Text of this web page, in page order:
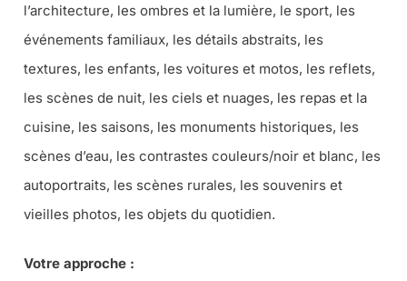
l’architecture, les ombres et la lumière, le sport, les
événements familiaux, les détails abstraits, les
textures, les enfants, les voitures et motos, les reflets,
les scènes de nuit, les ciels et nuages, les repas et la
cuisine, les saisons, les monuments historiques, les
scènes d’eau, les contrastes couleurs/noir et blanc, les
autoportraits, les scènes rurales, les souvenirs et
vieilles photos, les objets du quotidien.
Votre approche :